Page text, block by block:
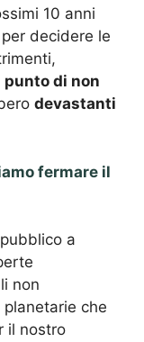
10 anni
decidere le
punto di non
devastanti
fermare il
a
non
che
il nostro